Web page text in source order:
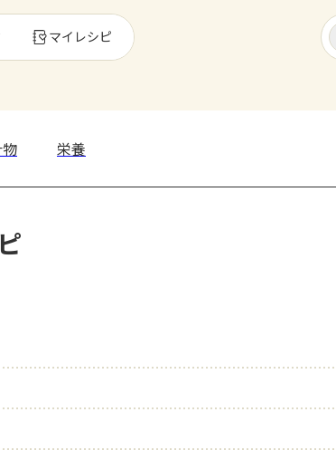
マイレシピ
栄養